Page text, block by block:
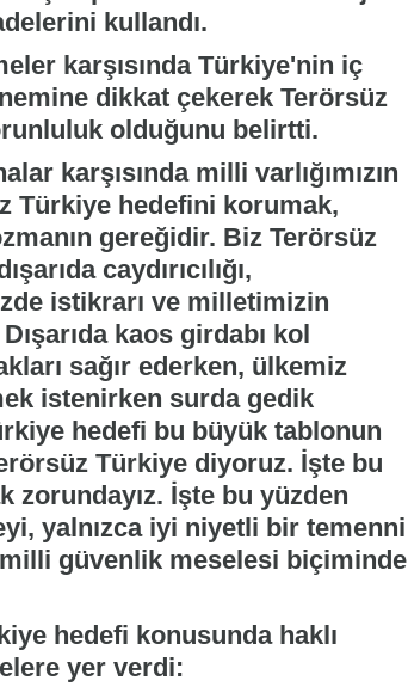
kullandı.
karşısında Türkiye'nin iç
dikkat çekerek Terörsüz
olduğunu belirtti.
karşısında milli varlığımızın
Türkiye hedefini korumak,
gereğidir. Biz Terörsüz
caydırıcılığı,
istikrarı ve milletimizin
kaos girdabı kol
sağır ederken, ülkemiz
istenirken surda gedik
hedefi bu büyük tablonun
Türkiye diyoruz. İşte bu
zorundayız. İşte bu yüzden
yalnızca iyi niyetli bir temenni
güvenlik meselesi biçiminde
hedefi konusunda haklı
yer verdi: